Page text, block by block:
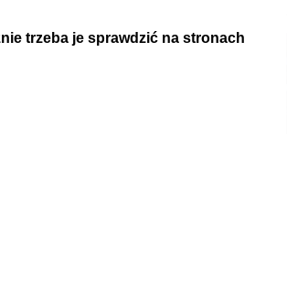
trzeba je sprawdzić na stronach